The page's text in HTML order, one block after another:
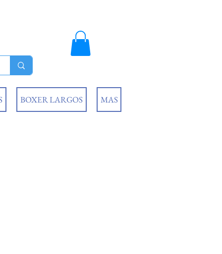
BOXER LARGOS MAS